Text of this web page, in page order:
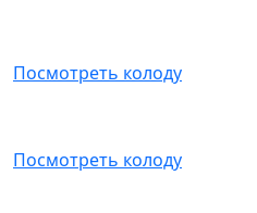
Посмотреть колоду
Посмотреть колоду